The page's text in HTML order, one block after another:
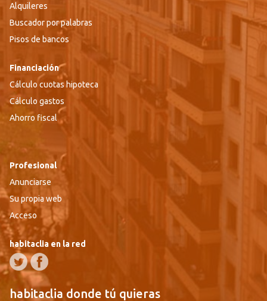
Alquileres
Buscador por palabras
Pisos de bancos
Financiación
Cálculo cuotas hipoteca
Cálculo gastos
Ahorro fiscal
Profesional
Anunciarse
Su propia web
Acceso
habitaclia en la red
habitaclia donde tú quieras